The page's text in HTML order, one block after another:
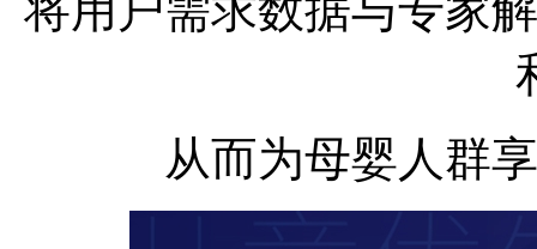
从而为母婴人群